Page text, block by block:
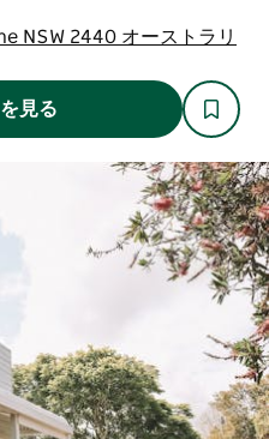
NSW 2440 オーストラリ
見る